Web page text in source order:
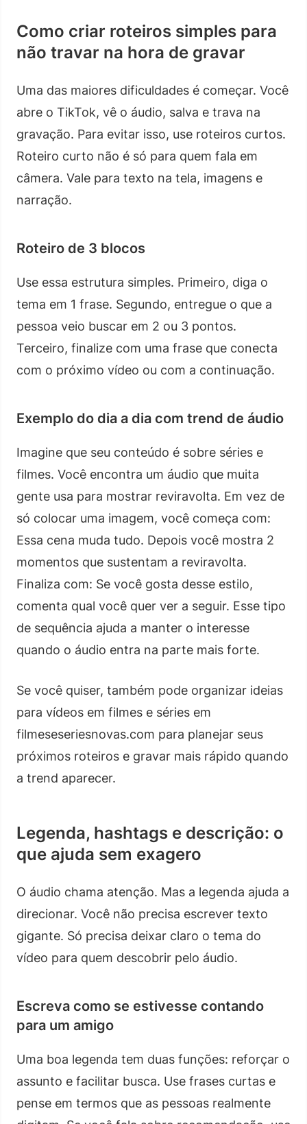
Como criar roteiros simples para
não travar na hora de gravar
Uma das maiores dificuldades é começar. Você
abre o TikTok, vê o áudio, salva e trava na
gravação. Para evitar isso, use roteiros curtos.
Roteiro curto não é só para quem fala em
câmera. Vale para texto na tela, imagens e
narração.
Roteiro de 3 blocos
Use essa estrutura simples. Primeiro, diga o
tema em 1 frase. Segundo, entregue o que a
pessoa veio buscar em 2 ou 3 pontos.
Terceiro, finalize com uma frase que conecta
com o próximo vídeo ou com a continuação.
Exemplo do dia a dia com trend de áudio
Imagine que seu conteúdo é sobre séries e
filmes. Você encontra um áudio que muita
gente usa para mostrar reviravolta. Em vez de
só colocar uma imagem, você começa com:
Essa cena muda tudo. Depois você mostra 2
momentos que sustentam a reviravolta.
Finaliza com: Se você gosta desse estilo,
comenta qual você quer ver a seguir. Esse tipo
de sequência ajuda a manter o interesse
quando o áudio entra na parte mais forte.
Se você quiser, também pode organizar ideias
para vídeos em filmes e séries em
filmeseseriesnovas.com para planejar seus
próximos roteiros e gravar mais rápido quando
a trend aparecer.
Legenda, hashtags e descrição: o
que ajuda sem exagero
O áudio chama atenção. Mas a legenda ajuda a
direcionar. Você não precisa escrever texto
gigante. Só precisa deixar claro o tema do
vídeo para quem descobrir pelo áudio.
Escreva como se estivesse contando
para um amigo
Uma boa legenda tem duas funções: reforçar o
assunto e facilitar busca. Use frases curtas e
pense em termos que as pessoas realmente